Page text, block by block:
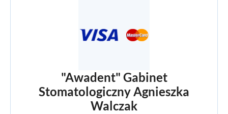
"Awadent" Gabinet
Stomatologiczny Agnieszka
Walczak